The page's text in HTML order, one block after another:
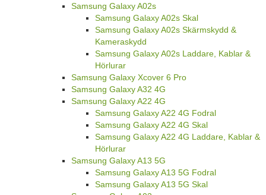
Samsung Galaxy A02s
Samsung Galaxy A02s Skal
Samsung Galaxy A02s Skärmskydd &
Kameraskydd
Samsung Galaxy A02s Laddare, Kablar &
Hörlurar
Samsung Galaxy Xcover 6 Pro
Samsung Galaxy A32 4G
Samsung Galaxy A22 4G
Samsung Galaxy A22 4G Fodral
Samsung Galaxy A22 4G Skal
Samsung Galaxy A22 4G Laddare, Kablar &
Hörlurar
Samsung Galaxy A13 5G
Samsung Galaxy A13 5G Fodral
Samsung Galaxy A13 5G Skal